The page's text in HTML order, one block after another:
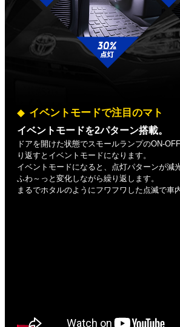
イベントモードで注目のマト
イベントモードを2パターン搭載。
ドアを開けた状態でスモールランプのON-
り返すとイベントモードになります。
イベントモードになると、点灯パターンが減
ふわ～っと変化しながら繰り返します。
まるでホタルのようにフワフワした点滅で車